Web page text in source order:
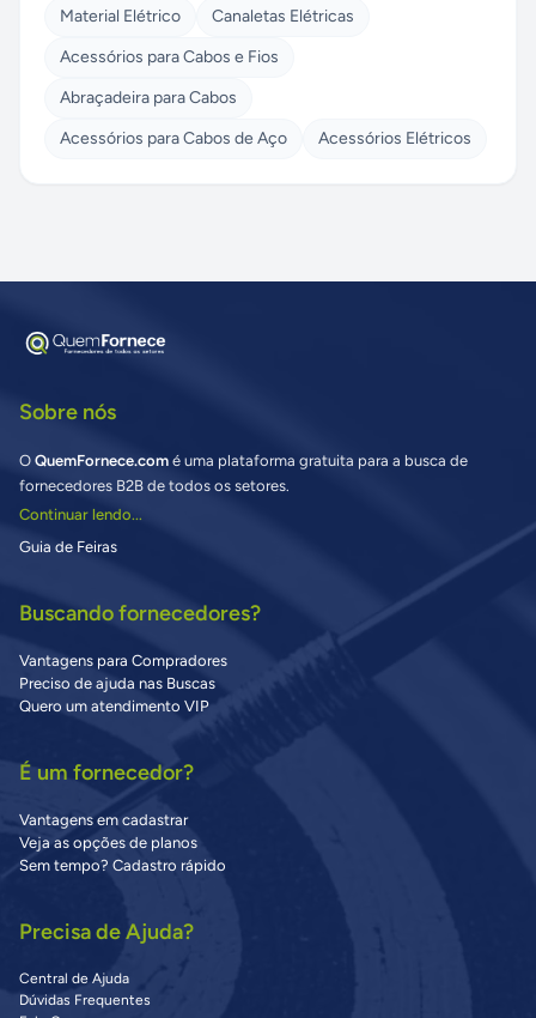
Material Elétrico
Canaletas Elétricas
Acessórios para Cabos e Fios
Abraçadeira para Cabos
Acessórios para Cabos de Aço
Acessórios Elétricos
Sobre nós
O QuemFornece.com é uma plataforma gratuita para a busca de
fornecedores B2B de todos os setores.
Continuar lendo...
Guia de Feiras
Buscando fornecedores?
Vantagens para Compradores
Preciso de ajuda nas Buscas
Quero um atendimento VIP
É um fornecedor?
Vantagens em cadastrar
Veja as opções de planos
Sem tempo? Cadastro rápido
Precisa de Ajuda?
Central de Ajuda
Dúvidas Frequentes